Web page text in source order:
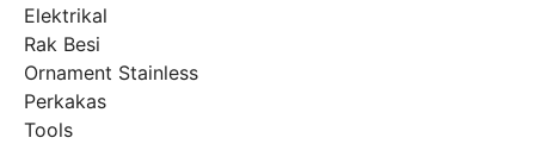
Elektrikal
Rak Besi
Ornament Stainless
Perkakas
Tools